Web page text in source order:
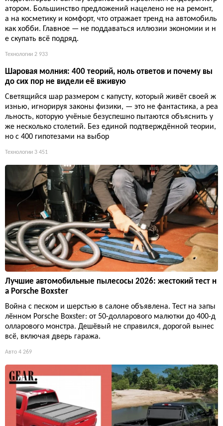
атором. Большинство предложений нацелено не на ремонт,
а на косметику и комфорт, что отражает тренд на автомобиль
как хобби. Главное — не поддаваться иллюзии экономии и н
е скупать всё подряд.
Технологии 2 933
Шаровая молния: 400 теорий, ноль ответов и почему вы
до сих пор не видели её вживую
Светящийся шар размером с капусту, который живёт своей ж
изнью, игнорируя законы физики, — это не фантастика, а реа
льность, которую учёные безуспешно пытаются объяснить у
же несколько столетий. Без единой подтверждённой теории,
но с 400 гипотезами на выбор
Технологии 3 451
Лучшие автомобильные пылесосы 2026: жестокий тест н
а Porsche Boxster
Война с песком и шерстью в салоне объявлена. Тест на запы
лённом Porsche Boxster: от 50-долларового малютки до 400-д
олларового монстра. Дешёвый не справился, дорогой вынес
всё, включая дверь гаража.
Авто 4 269